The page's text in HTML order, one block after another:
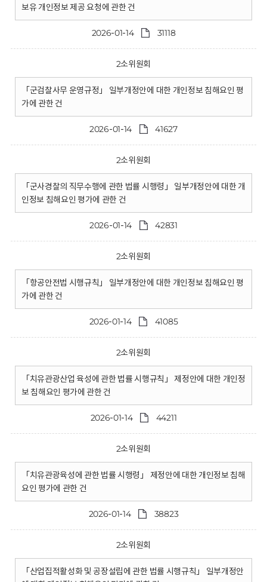
보유 개인정보 제공 요청에 관한 건
2026-01-14 31118
2소위원회
「군검찰사무 운영규정」 일부개정안에 대한 개인정보 침해요인 평
가에 관한 건
2026-01-14 41627
2소위원회
「군사경찰의 직무수행에 관한 법률 시행령」 일부개정안에 대한 개
인정보 침해요인 평가에 관한 건
2026-01-14 42831
2소위원회
「항공안전법 시행규칙」 일부개정안에 대한 개인정보 침해요인 평
가에 관한 건
2026-01-14 41085
2소위원회
「치유관광산업 육성에 관한 법률 시행규칙」 제정안에 대한 개인정
보 침해요인 평가에 관한 건
2026-01-14 44211
2소위원회
「치유관광육성에 관한 법률 시행령」 제정안에 대한 개인정보 침해
요인 평가에 관한 건
2026-01-14 38823
2소위원회
「산업집적활성화 및 공장설립에 관한 법률 시행규칙」 일부개정안